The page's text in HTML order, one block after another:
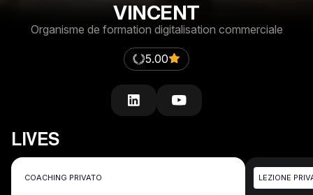
VINCENT
Organisme de formation digitalisation commerciale
5.00
LIVES
COACHING PRIVATO LEZIONE